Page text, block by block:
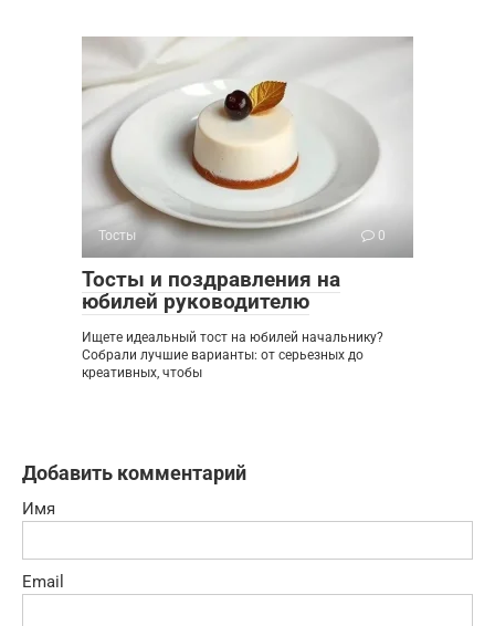
Тосты 0
Тосты и поздравления на
юбилей руководителю
Ищете идеальный тост на юбилей начальнику?
Собрали лучшие варианты: от серьезных до
креативных, чтобы
Добавить комментарий
Имя
Email